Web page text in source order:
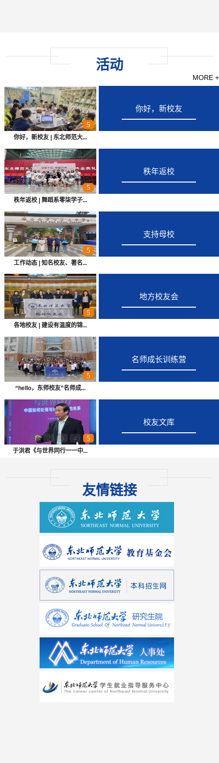
活动
MORE +
1 2 3 4 5
你好，新校友 | 东北师范大...
你好，新校友
1 2 3 4 5
秩年返校 | 舞蹈系零柒学子...
秩年返校
1 2 3 4 5
工作动态 | 知名校友、著名...
支持母校
1 2 3 4 5
各地校友 | 建设有温度的锦...
地方校友会
1 2 3 4 5
“hello，东师校友”名师成...
名师成长训练营
1 2 3 4 5
于洪君《与世界同行一一中...
校友文库
友情链接